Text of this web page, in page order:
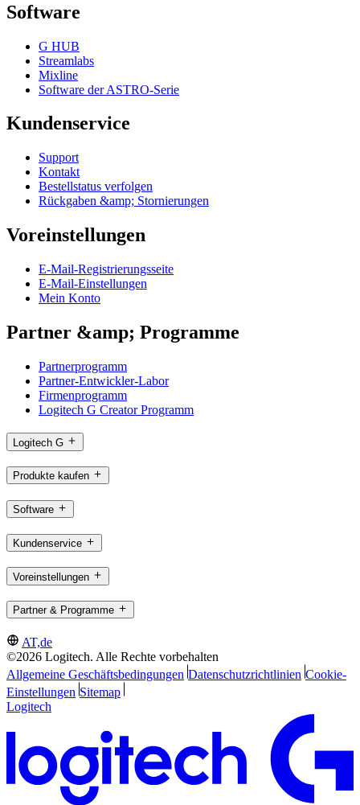
Software
G HUB
Streamlabs
Mixline
Software der ASTRO-Serie
Kundenservice
Support
Kontakt
Bestellstatus verfolgen
Rückgaben &amp; Stornierungen
Voreinstellungen
E-Mail-Registrierungsseite
E-Mail-Einstellungen
Mein Konto
Partner &amp; Programme
Partnerprogramm
Partner-Entwickler-Labor
Firmenprogramm
Logitech G Creator Programm
Logitech G
Produkte kaufen
Software
Kundenservice
Voreinstellungen
Partner & Programme
AT,de
©2026 Logitech. Alle Rechte vorbehalten
Allgemeine Geschäftsbedingungen Datenschutzrichtlinien Cookie-
Einstellungen Sitemap
Logitech